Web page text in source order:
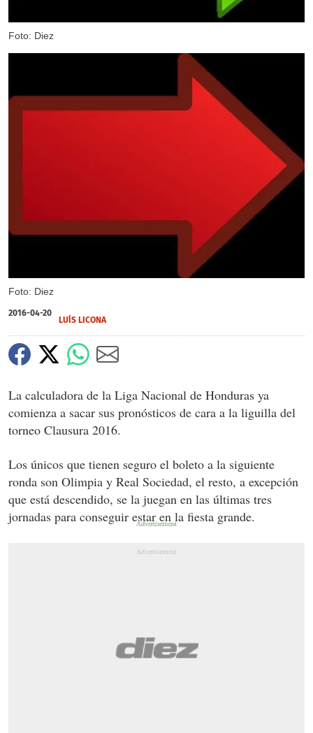
Foto: Diez
Foto: Diez
2016-04-20
LUÍS LICONA
La calculadora de la Liga Nacional de Honduras ya
comienza a sacar sus pronósticos de cara a la liguilla del
torneo Clausura 2016.
Los únicos que tienen seguro el boleto a la siguiente
ronda son Olimpia y Real Sociedad, el resto, a excepción
que está descendido, se la juegan en las últimas tres
jornadas para conseguir estar en la fiesta grande.